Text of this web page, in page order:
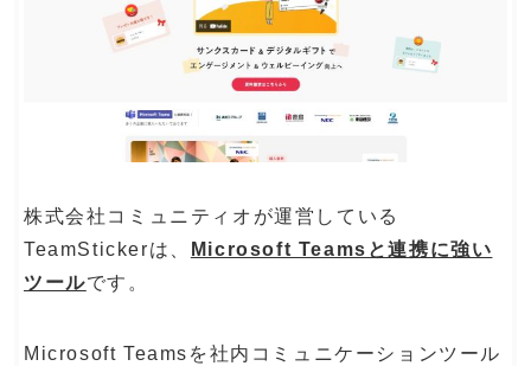
株式会社コミュニティオが運営している
TeamStickerは、
Microsoft Teamsと連携に強い
ツールです。
Microsoft Teamsを社内コミュニケーションツール